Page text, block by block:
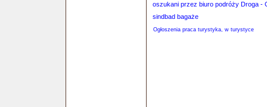
oszukani przez biuro podróży Droga -
sindbad bagaże
Ogłoszenia praca turystyka, w turystyce